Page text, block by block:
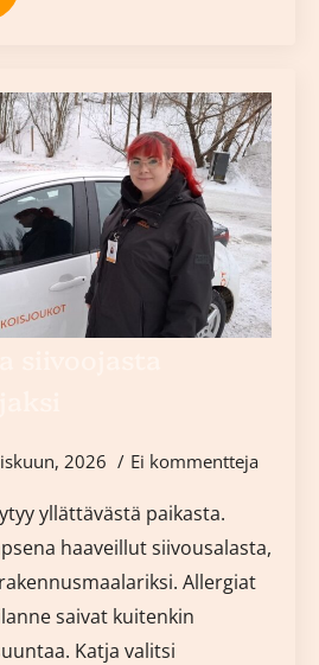
2026 Ei kommentteja
yllättävästä paikasta.
haaveillut siivousalasta,
Allergiat
saivat kuitenkin
Katja valitsi